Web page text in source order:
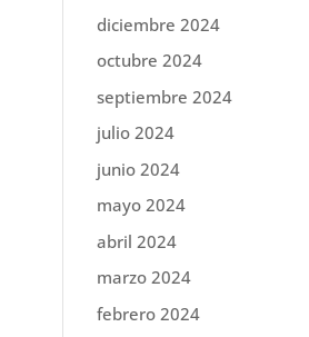
diciembre 2024
octubre 2024
septiembre 2024
julio 2024
junio 2024
mayo 2024
abril 2024
marzo 2024
febrero 2024